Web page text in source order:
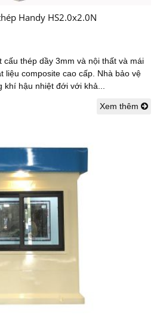
Handy HS2.0x2.0N
cấu thép dầy 3mm và nội thất và mái
liệu composite cao cấp. Nhà bảo vệ
hậu nhiệt đới với khả...
Xem thêm